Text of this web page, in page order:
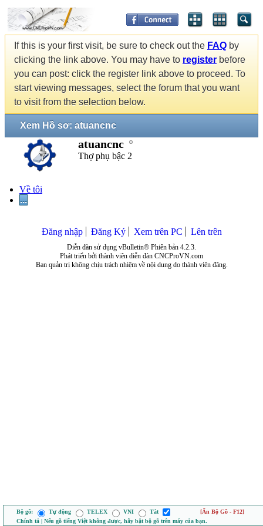
If this is your first visit, be sure to check out the FAQ by
clicking the link above. You may have to register before
you can post: click the register link above to proceed. To
start viewing messages, select the forum that you want
to visit from the selection below.
Xem Hồ sơ: atuancnc
atuancnc
Thợ phụ bậc 2
Về tôi
...
Đăng nhập Đăng Ký Xem trên PC Lên trên
Diễn đàn sử dụng vBulletin® Phiên bản 4.2.3.
Phát triển bởi thành viên diễn đàn CNCProVN.com
Ban quản trị không chịu trách nhiệm về nội dung do thành viên đăng.
Bộ gõ: Tự động TELEX VNI Tắt
[Ẩn Bộ Gõ - F12]
Chính tả | Nếu gõ tiếng Việt không được, hãy bật bộ gõ trên máy của bạn.